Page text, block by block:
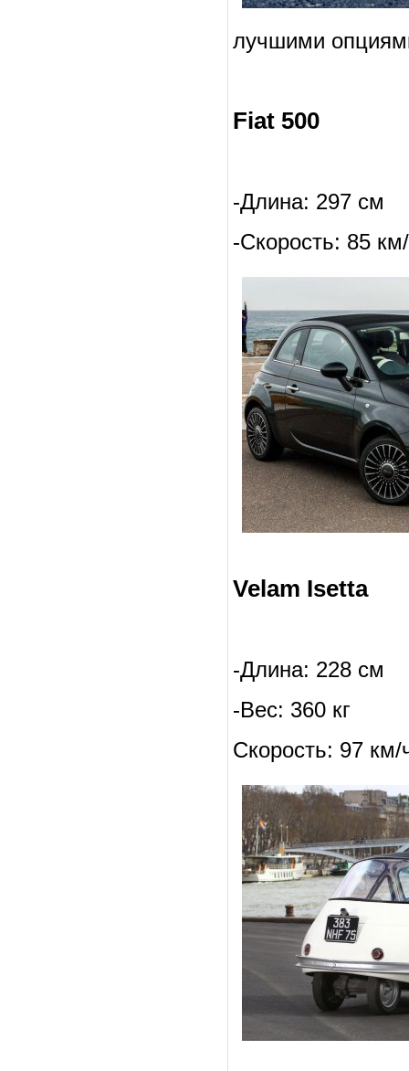
лучшими
Fiat 500
-Длина: 297 см
-Скорость: 85
Velam Isetta
-Длина: 228 см
-Вес: 360 кг
Скорость: 97 км/